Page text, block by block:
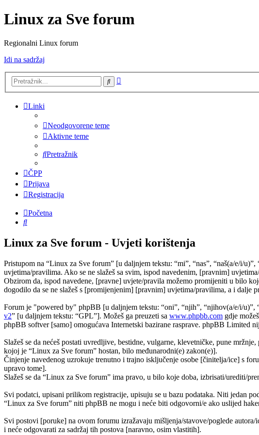
Linux za Sve forum
Regionalni Linux forum
Idi na sadržaj
Pretražnik
Linki
Neodgovorene teme
Aktivne teme
Pretražnik
ČPP
Prijava
Registracija
Početna
Pretražnik
Linux za Sve forum - Uvjeti korištenja
Pristupom na “Linux za Sve forum” [u daljnjem tekstu: “mi”, “nas”, “naš(a/e/i/
uvjetima/pravilima. Ako se ne slažeš sa svim, ispod navedenim, [pravnim]
Obzirom da, ispod navedene, [pravne] uvjete/pravila možemo promijeniti u bilo
dogodilo da se ne slažeš s [promijenjenim] [pravnim] uvjetima/pravilima, a i dalje
Forum je "powered by" phpBB [u daljnjem tekstu: “oni”, “njih”, “njihov(a/e/i/
v2” [u daljnjem tekstu: “GPL”]. Možeš ga preuzeti sa www.phpbb.com gdje
phpBB softver [samo] omogućava Internetski bazirane rasprave. phpBB Limited
Slažeš se da nećeš postati uvredljive, bestidne, vulgarne, klevetničke, pune
kojoj je “Linux za Sve forum” hostan, bilo međunarodni(e) zakon(e)].
Činjenje navedenog uzrokuje trenutno i trajno isključenje osobe [činitelja/ice] s
upravo tome].
Slažeš se da “Linux za Sve forum” ima pravo, u bilo koje doba, izbrisati/urediti/
Svi podatci, upisani prilikom registracije, upisuju se u bazu podataka. Niti jedan
“Linux za Sve forum” niti phpBB ne mogu i neće biti odgovorni/e ako uslijed
Svi postovi [poruke] na ovom forumu izražavaju mišljenja/stavove/poglede
i neće odgovarati za sadržaj tih postova [naravno, osim vlastitih].